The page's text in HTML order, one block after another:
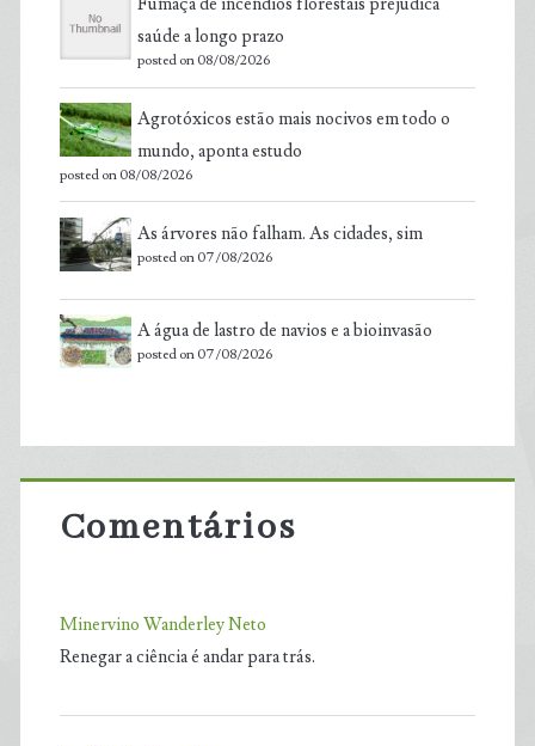
saúde a longo prazo
posted on 08/08/2026
Agrotóxicos estão mais nocivos em todo o
mundo, aponta estudo
posted on 08/08/2026
As árvores não falham. As cidades, sim
posted on 07/08/2026
A água de lastro de navios e a bioinvasão
posted on 07/08/2026
Comentários
Minervino Wanderley Neto
Renegar a ciência é andar para trás.